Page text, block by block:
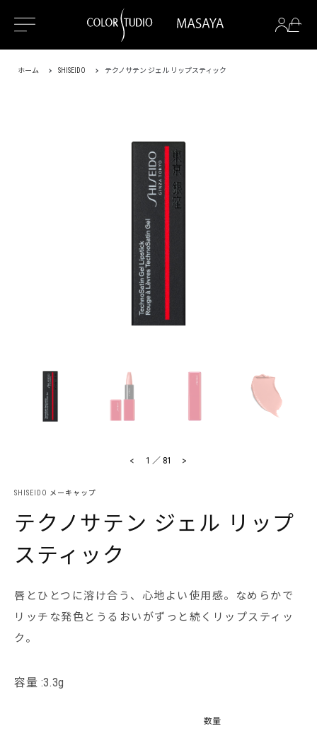
ホーム SHISEIDO テクノサテン ジェル リップスティック
< >
1 ／ 81
SHISEIDO メーキャップ
テクノサテン ジェル リップ
スティック
唇とひとつに溶け合う、心地よい使用感。なめらかで
リッチな発色とうるおいがずっと続くリップスティッ
ク。
容量 :3.3g
数量